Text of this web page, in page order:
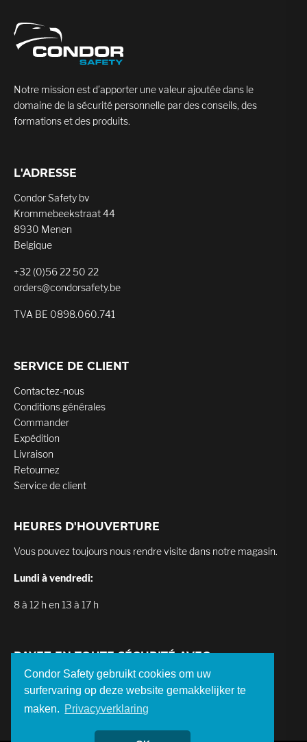
Condor Safety gebruikt cookies om uw
surfervaring op deze website gemakkelijker te
maken. Privacyverklaring
Notre mission est d’apporter une valeur ajoutée dans le
domaine de la sécurité personnelle par des conseils, des
formations et des produits.
L'ADRESSE
Condor Safety bv
Krommebeekstraat 44
8930 Menen
Belgique
+32 (0)56 22 50 22
orders@condorsafety.be
TVA BE 0898.060.741
SERVICE DE CLIENT
Contactez-nous
Conditions générales
Commander
Expédition
Livraison
Retournez
Service de client
HEURES D'HOUVERTURE
Vous pouvez toujours nous rendre visite dans notre magasin.
Lundi à vendredi:
8 à 12 h en 13 à 17 h
PAYEZ EN TOUTE SÉCURITÉ AVEC